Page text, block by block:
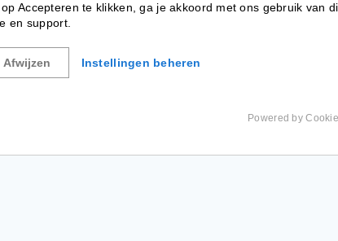
Accepteren te klikken, ga je akkoord met ons gebruik van
en support.
Afwijzen Instellingen beheren
Powered by